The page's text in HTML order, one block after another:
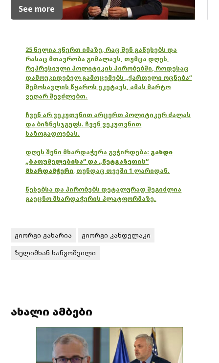
See more
25 წელია ვწერთ იმაზე, რაც შენ გაწუხებს და
რასაც მთავრობა გიმალავს, თუმცა დღეს,
რეპრესიული პოლიტიკის პირობებში, როდესაც
დამოუკიდებელ გამოცემებს „ქართული ოცნება“
შემოსავლის წყაროს უკეტავს, ამას მარტო
ვეღარ შევძლებთ.
ჩვენ არ ვეკუთვნით არცერთ პოლიტიკურ ძალას
და ბიზნესჯგუფს. ჩვენ ვეკუთვნით
საზოგადოებას.
დღეს შენი მხარდაჭერა გვჭირდება: გახდი
„ბათუმელებისა“ და „ნეტგაზეთის“
მხარდამჭერი, თუნდაც თვეში 1 ლარიდან.
წესებსა და პირობებს დეტალურად შეგიძლია
გაეცნო მხარდაჭერის პლატფორმაზე.
გიორგი გახარია
გიორგი კანდელაკი
ზელიმხან ხანგოშვილი
ახალი ამბები